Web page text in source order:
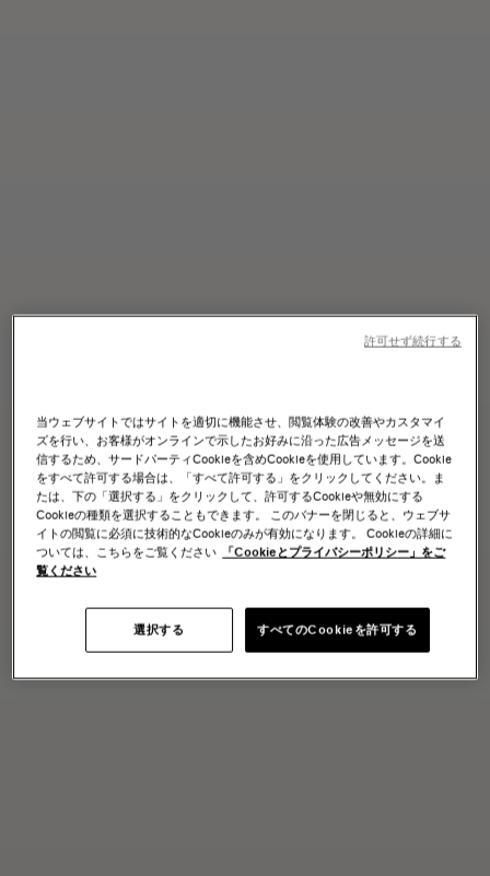
当ウェブサイトではサイトを適切に機能させ、閲覧体験の改善やカスタマイ
ズを行い、お客様がオンラインで示したお好みに沿った広告メッセージを送
信するため、サードパーティCookieを含めCookieを使用しています。Cookie
をすべて許可する場合は、「すべて許可する」をクリックしてください。ま
たは、下の「選択する」をクリックして、許可するCookieや無効にする
Cookieの種類を選択することもできます。 このバナーを閉じると、ウェブサ
イトの閲覧に必須に技術的なCookieのみが有効になります。 Cookieの詳細に
ついては、こちらをご覧ください
「Cookieとプライバシーポリシー」をご
覧ください
選択する すべてのCookieを許可する
許可せず続行する